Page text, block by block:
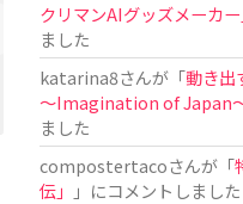
クリマンAIグッズメーカー
ました
katarina8さんが「動き出
〜Imagination of Japan
ました
compostertacoさんが「
伝」
」にコメントしました